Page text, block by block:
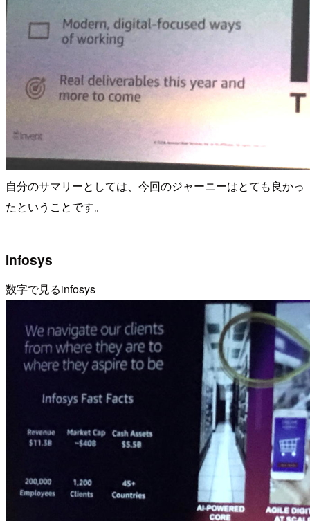
自分のサマリーとしては、今回のジャーニーはとても良かっ
たということです。
Infosys
数字で見るinfosys